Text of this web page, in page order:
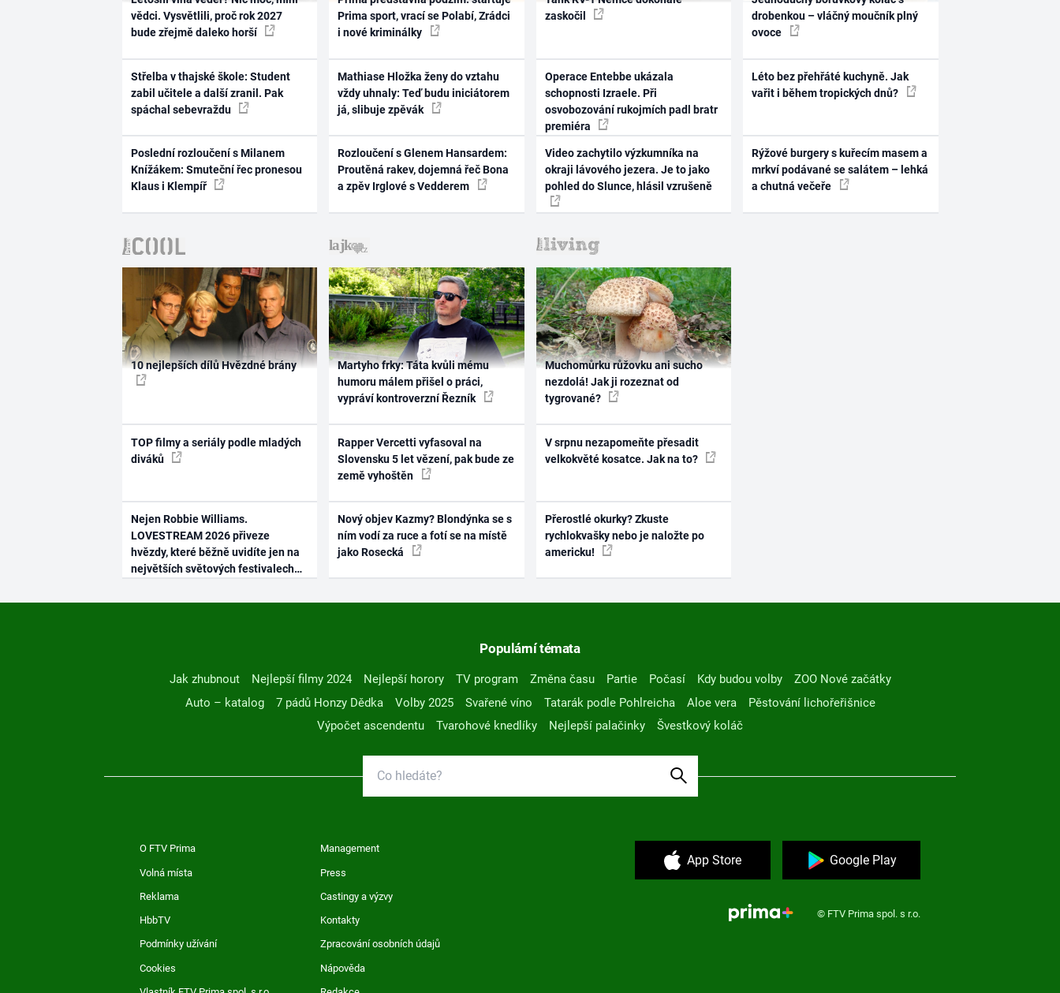
vědci. Vysvětlili, proč rok 2027
bude zřejmě daleko horší
Střelba v thajské škole: Student
zabil učitele a další zranil. Pak
spáchal sebevraždu
Poslední rozloučení s Milanem
Knížákem: Smuteční řec pronesou
Klaus i Klempíř
Prima sport, vrací se Polabí, Zrádci
i nové kriminálky
Mathiase Hložka ženy do vztahu
vždy uhnaly: Teď budu iniciátorem
já, slibuje zpěvák
Rozloučení s Glenem Hansardem:
Proutěná rakev, dojemná řeč Bona
a zpěv Irglové s Vedderem
zaskočil
Operace Entebbe ukázala
schopnosti Izraele. Při
osvobozování rukojmích padl bratr
premiéra
Video zachytilo výzkumníka na
okraji lávového jezera. Je to jako
pohled do Slunce, hlásil vzrušeně
drobenkou – vláčný moučník plný
ovoce
Léto bez přehřáté kuchyně. Jak
vařit i během tropických dnů?
Rýžové burgery s kuřecím masem a
mrkví podávané se salátem – lehká
a chutná večeře
10 nejlepších dílů Hvězdné brány
TOP filmy a seriály podle mladých
diváků
Nejen Robbie Williams.
LOVESTREAM 2026 přiveze
hvězdy, které běžně uvidíte jen na
největších světových festivalech
Martyho frky: Táta kvůli mému
humoru málem přišel o práci,
vypráví kontroverzní Řezník
Rapper Vercetti vyfasoval na
Slovensku 5 let vězení, pak bude ze
země vyhoštěn
Nový objev Kazmy? Blondýnka se s
ním vodí za ruce a fotí se na místě
jako Rosecká
Muchomůrku růžovku ani sucho
nezdolá! Jak ji rozeznat od
tygrované?
V srpnu nezapomeňte přesadit
velkokvěté kosatce. Jak na to?
Přerostlé okurky? Zkuste
rychlokvašky nebo je naložte po
americku!
Populární témata
Jak zhubnout Nejlepší filmy 2024 Nejlepší horory TV program Změna času Partie Počasí Kdy budou volby
ZOO Nové začátky
Auto – katalog
7 pádů Honzy Dědka Volby 2025 Svařené víno Tatarák podle Pohlreicha Aloe vera
Pěstování lichořeřišnice
Výpočet ascendentu
Tvarohové knedlíky Nejlepší palačinky Švestkový koláč
O FTV Prima Management
Volná místa Press
Reklama Castingy a výzvy
HbbTV Kontakty
Podmínky užívání Zpracování osobních údajů
Cookies Nápověda
App Store Google Play
© FTV Prima spol. s r.o.